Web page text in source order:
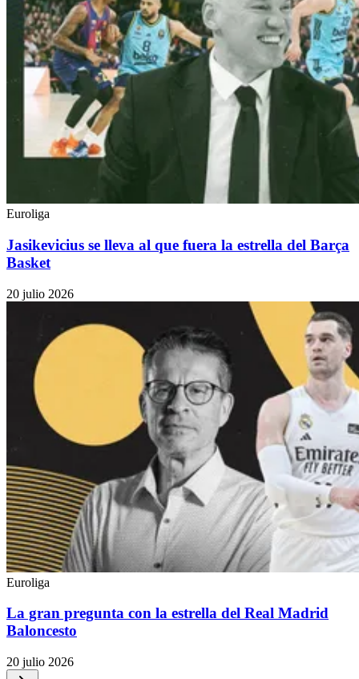
Euroliga
Jasikevicius se lleva al que fuera la estrella del Barça
Basket
20 julio 2026
Euroliga
La gran pregunta con la estrella del Real Madrid
Baloncesto
20 julio 2026